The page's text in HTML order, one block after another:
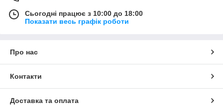
Сьогодні працює з 10:00 до 18:00
Показати весь графік роботи
Про нас
Контакти
Доставка та оплата